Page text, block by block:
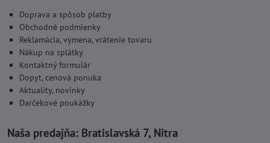
Doprava a spôsob platby
Obchodné podmienky
Reklamácia, výmena, vrátenie tovaru
Nákup na splátky
Kontaktný formulár
Dopyt, cenová ponuka
Aktuality, novinky
Darčekové poukážky
Naša predajňa: Bratislavská 7, Nitra